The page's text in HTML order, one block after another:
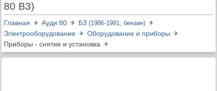
80 B3)
Главная Ауди 80 Б3 (1986-1991, бензин)
Электрооборудование
Оборудование и приборы
Приборы - снятие и установка